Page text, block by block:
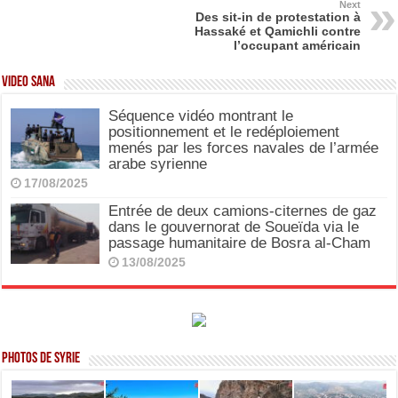
Next
Des sit-in de protestation à
Hassaké et Qamichli contre
l’occupant américain
Video SANA
Séquence vidéo montrant le
positionnement et le redéploiement
menés par les forces navales de l’armée
arabe syrienne
17/08/2025
Entrée de deux camions-citernes de gaz
dans le gouvernorat de Soueïda via le
passage humanitaire de Bosra al-Cham
13/08/2025
Photos de Syrie